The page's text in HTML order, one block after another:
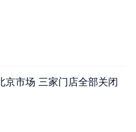
京市场 三家门店全部关闭